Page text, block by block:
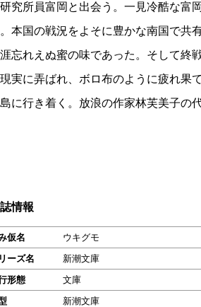
究所員富岡と出会う。一見冷酷な富
本国の戦況をよそに豊かな南国で共
忘れえぬ蜜の味であった。そして終
実に弄ばれ、ボロ布のように疲れ果
に行き着く。放浪の作家林芙美子の代
情報
仮名
ウキグモ
ーズ名
新潮文庫
形態
文庫
新潮文庫